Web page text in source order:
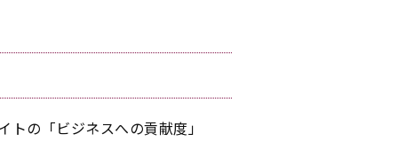
の「ビジネスへの貢献度」